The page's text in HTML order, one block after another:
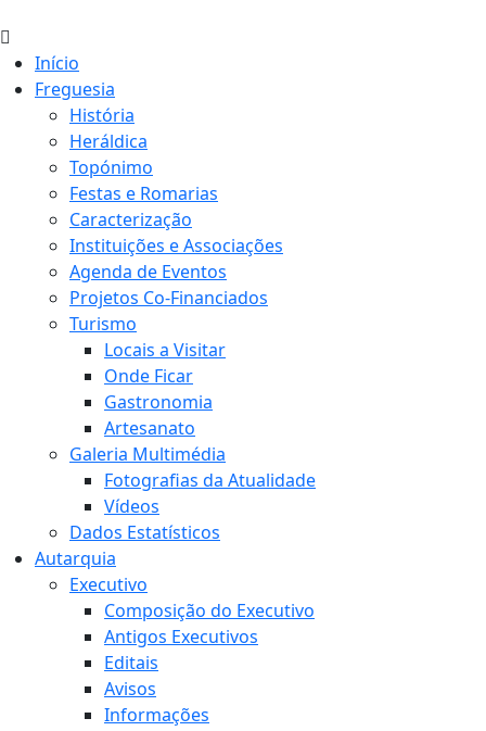
Início
Freguesia
História
Heráldica
Topónimo
Festas e Romarias
Caracterização
Instituições e Associações
Agenda de Eventos
Projetos Co-Financiados
Turismo
Locais a Visitar
Onde Ficar
Gastronomia
Artesanato
Galeria Multimédia
Fotografias da Atualidade
Vídeos
Dados Estatísticos
Autarquia
Executivo
Composição do Executivo
Antigos Executivos
Editais
Avisos
Informações